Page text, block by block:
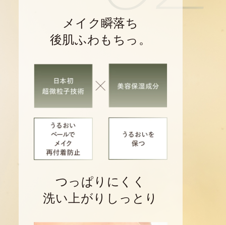
メイク瞬落ち
後肌ふわもちっ。
つっぱりにくく
洗い上がりしっとり